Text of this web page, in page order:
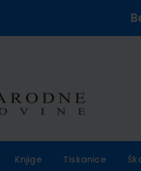
Knjige Tiskanice